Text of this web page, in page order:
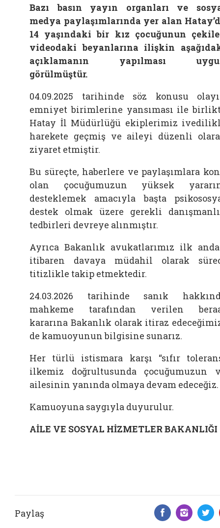
Bazı basın yayın organları ve
medya paylaşımlarında yer alan
14 yaşındaki bir kız çocuğunun
videodaki beyanlarına ilişkin
açıklamanın yapılması
görülmüştür.
04.09.2025 tarihinde söz konusu
emniyet birimlerine yansıması ile
Hatay İl Müdürlüğü ekiplerimiz
harekete geçmiş ve aileyi düzenli
ziyaret etmiştir.
Bu süreçte, haberlere ve paylaşımlara
olan çocuğumuzun yüksek
desteklemek amacıyla başta
destek olmak üzere gerekli
tedbirleri devreye alınmıştır.
Ayrıca Bakanlık avukatlarımız ilk
itibaren davaya müdahil olarak
titizlikle takip etmektedir.
24.03.2026 tarihinde sanık
mahkeme tarafından verilen
kararına Bakanlık olarak itiraz
de kamuoyunun bilgisine sunarız.
Her türlü istismara karşı “sıfır
ilkemiz doğrultusunda çocuğumuzun
ailesinin yanında olmaya devam edeceğiz.
Kamuoyuna saygıyla duyurulur.
AİLE VE SOSYAL HİZMETLER BAKANLIĞI
Paylaş